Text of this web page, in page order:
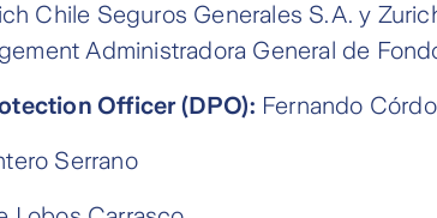
Chile Seguros Generales S.A. y
Administradora General de
Officer (DPO): Fernando
Serrano